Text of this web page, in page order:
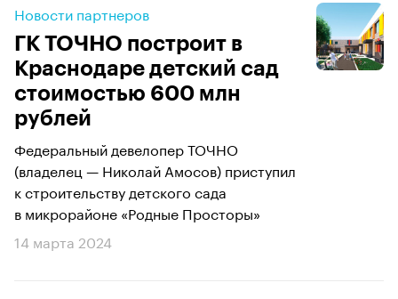
Новости партнеров
ГК ТОЧНО построит в
Краснодаре детский сад
стоимостью 600 млн
рублей
Федеральный девелопер ТОЧНО
(владелец — Николай Амосов) приступил
к строительству детского сада
в микрорайоне «Родные Просторы»
14 марта 2024